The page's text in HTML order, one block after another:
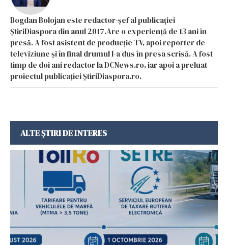
Bogdan Bolojan este redactor-șef al publicației
ȘtiriDiaspora din anul 2017.Are o experiență de 13 ani în
presă. A fost asistent de producție TV, apoi reporter de
televiziune și în final drumul l-a dus în presa scrisă. A fost
timp de doi ani redactor la DCNews.ro, iar apoi a preluat
proiectul publicației ȘtiriDiaspora.ro.
ALTE ȘTIRI DE INTERES